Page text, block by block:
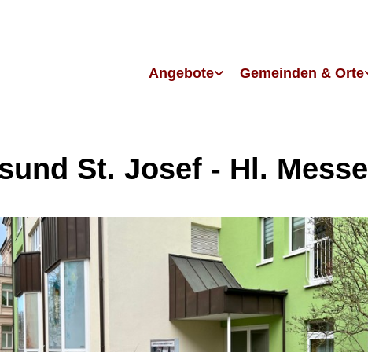
Angebote Gemeinden & Orte
St. Josef - Hl. Messe